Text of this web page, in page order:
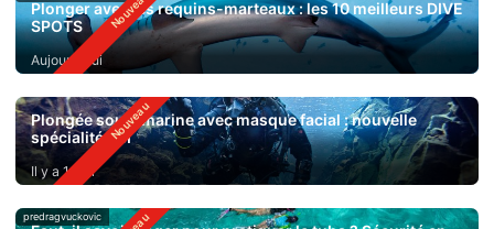
Plonger avec les requins-marteaux : les 10 meilleurs DIVE
SPOTS
Aujourd'hui
Plongée sous-marine avec masque facial : nouvelle
spécialité SSI
Il y a 1 jour
predragvuckovic